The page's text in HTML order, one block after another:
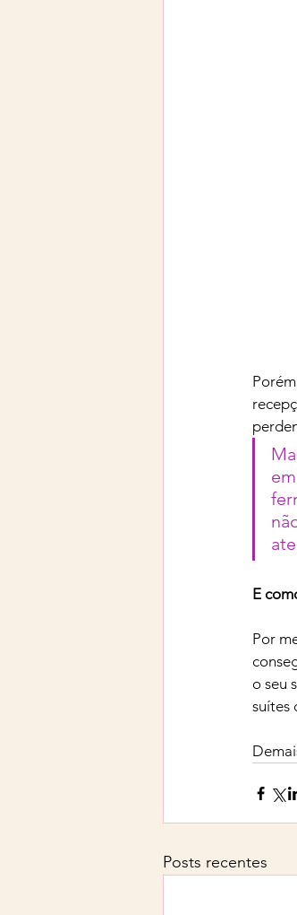
E
Por
o seu
suítes
Posts recentes